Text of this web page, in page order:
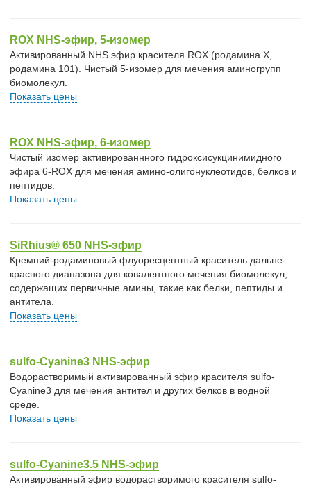
ROX NHS-эфир, 5-изомер
Активированный NHS эфир красителя ROX (родамина X,
родамина 101). Чистый 5-изомер для мечения аминогрупп
биомолекул.
Показать цены
ROX NHS-эфир, 6-изомер
Чистый изомер активированнного гидроксисукцинимидного
эфира 6-ROX для мечения амино-олигонуклеотидов, белков и
пептидов.
Показать цены
SiRhius® 650 NHS-эфир
Кремний-родаминовый флуоресцентный краситель дальне-
красного диапазона для ковалентного мечения биомолекул,
содержащих первичные амины, такие как белки, пептиды и
антитела.
Показать цены
sulfo-Cyanine3 NHS-эфир
Водорастворимый активированный эфир красителя sulfo-
Cyanine3 для мечения антител и других белков в водной
среде.
Показать цены
sulfo-Cyanine3.5 NHS-эфир
Активированный эфир водорастворимого красителя sulfo-